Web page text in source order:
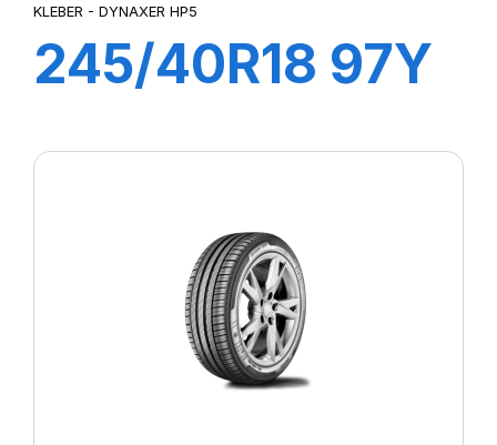
KLEBER - DYNAXER HP5
245/40R18 97Y